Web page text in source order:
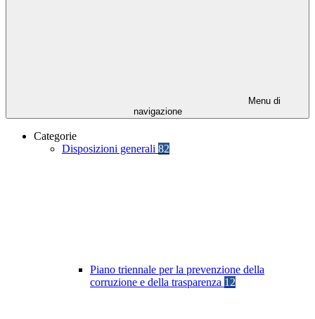
Menu di
navigazione
Categorie
Disposizioni generali 82
Piano triennale per la prevenzione della
corruzione e della trasparenza 12